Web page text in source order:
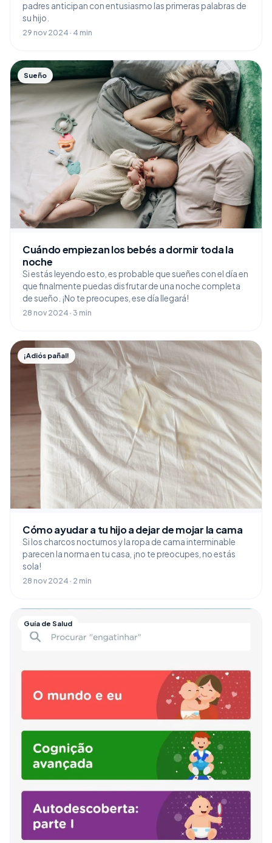
padres anticipan con entusiasmo las primeras palabras de
su hijo.
29 nov 2024 · 4 min
Sueño
Cuándo empiezan los bebés a dormir toda la
noche
Si estás leyendo esto, es probable que sueñes con el día en
que finalmente puedas disfrutar de una noche completa
de sueño. ¡No te preocupes, ese día llegará!
28 nov 2024 · 3 min
¡Adiós pañal!
Cómo ayudar a tu hijo a dejar de mojar la cama
Si los charcos nocturnos y la ropa de cama interminable
parecen la norma en tu casa, ¡no te preocupes, no estás
sola!
28 nov 2024 · 2 min
Guía de Salud